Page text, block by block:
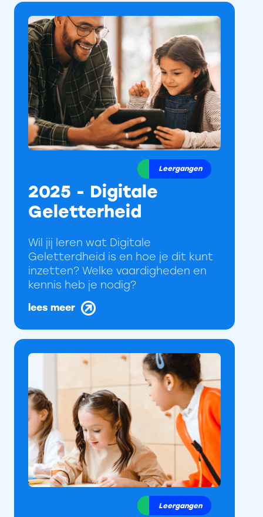
Leergangen
2025 - Digitale
Geletterheid
Wil jij leren wat Digitale
Geletterdheid is en hoe je dit kunt
inzetten? Welke vaardigheden en
kennis heb je nodig?
lees meer
Leergangen